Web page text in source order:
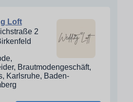
Loft
2
Brautmodengeschäft,
Karlsruhe, Baden-